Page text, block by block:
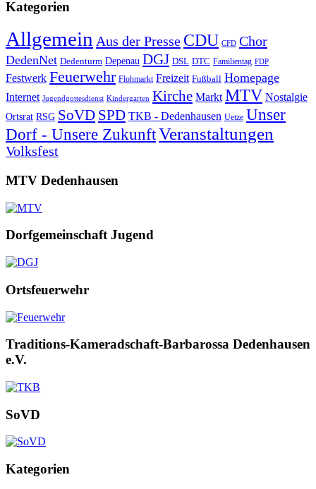
Kategorien
Allgemein Aus der Presse CDU CFD Chor
DedenNet Dedenturm Depenau DGJ DSL DTC Familientag FDP
Festwerk Feuerwehr Flohmarkt Freizeit Fußball Homepage
Internet Jugendgottesdienst Kindergarten Kirche Markt MTV Nostalgie
Ortsrat RSG SoVD SPD TKB - Dedenhausen Uetze Unser
Dorf - Unsere ZukunftVeranstaltungen
Volksfest
MTV Dedenhausen
Dorfgemeinschaft Jugend
Ortsfeuerwehr
Traditions-Kameradschaft-Barbarossa Dedenhausen
e.V.
SoVD
Kategorien